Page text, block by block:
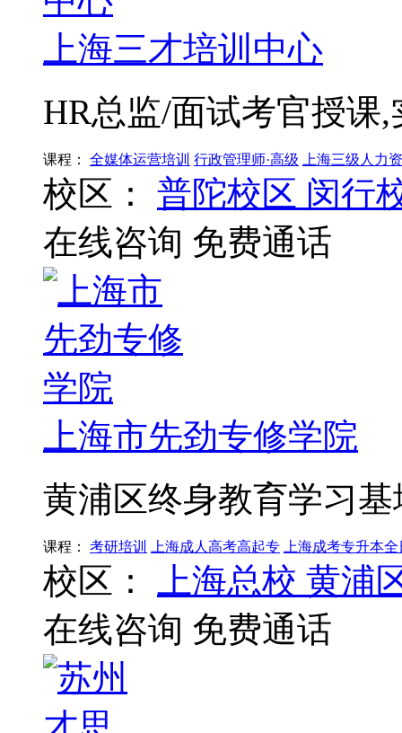
上海三才培训中心
HR总监/面试考官授课
课程： 全媒体运营培训 行政管理师·高级 上海三级人力
校区： 普陀校区 闵行
在线咨询 免费通话
上海市先劲专修学院
黄浦区终身教育学习
课程： 考研培训 上海成人高考高起专 上海成考专升本
校区： 上海总校 黄浦
在线咨询 免费通话